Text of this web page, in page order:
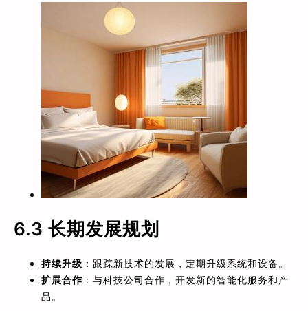
6.3 长期发展规划
持续升级 ：跟踪新技术的发展，定期升级系统和设备。
扩展合作 ：与科技公司合作，开发新的智能化服务和产
品。